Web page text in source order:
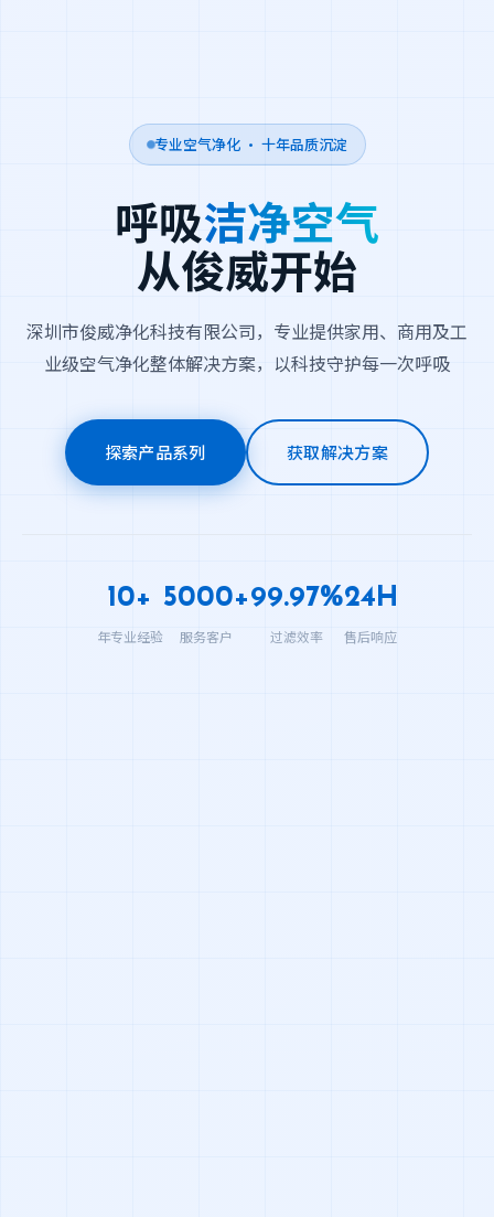
专业空气净化 · 十年品质沉淀
呼吸洁净空气
从俊威开始
深圳市俊威净化科技有限公司，专业提供家用、商用及工
业级空气净化整体解决方案，以科技守护每一次呼吸
探索产品系列 获取解决方案
10+
年专业经验
5000+
服务客户
99.97%
过滤效率
24H
售后响应